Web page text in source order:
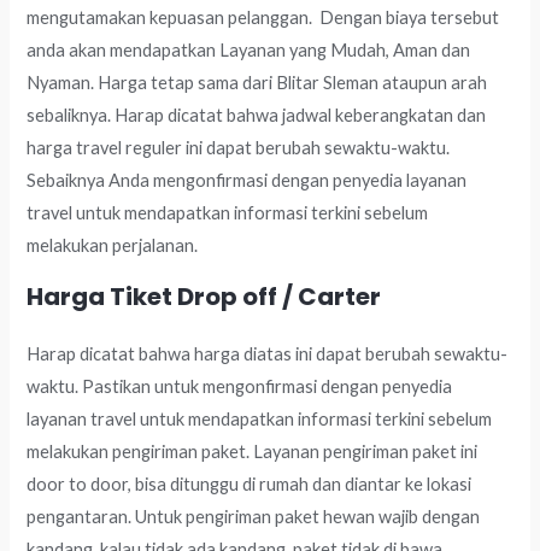
mengutamakan kepuasan pelanggan. Dengan biaya tersebut
anda akan mendapatkan Layanan yang Mudah, Aman dan
Nyaman. Harga tetap sama dari Blitar Sleman ataupun arah
sebaliknya. Harap dicatat bahwa jadwal keberangkatan dan
harga travel reguler ini dapat berubah sewaktu-waktu.
Sebaiknya Anda mengonfirmasi dengan penyedia layanan
travel untuk mendapatkan informasi terkini sebelum
melakukan perjalanan.
Harga Tiket Drop off / Carter
Harap dicatat bahwa harga diatas ini dapat berubah sewaktu-
waktu. Pastikan untuk mengonfirmasi dengan penyedia
layanan travel untuk mendapatkan informasi terkini sebelum
melakukan pengiriman paket. Layanan pengiriman paket ini
door to door, bisa ditunggu di rumah dan diantar ke lokasi
pengantaran. Untuk pengiriman paket hewan wajib dengan